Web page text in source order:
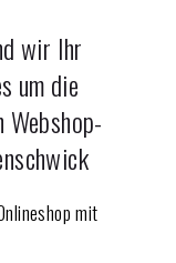
wir Ihr
um die
mit